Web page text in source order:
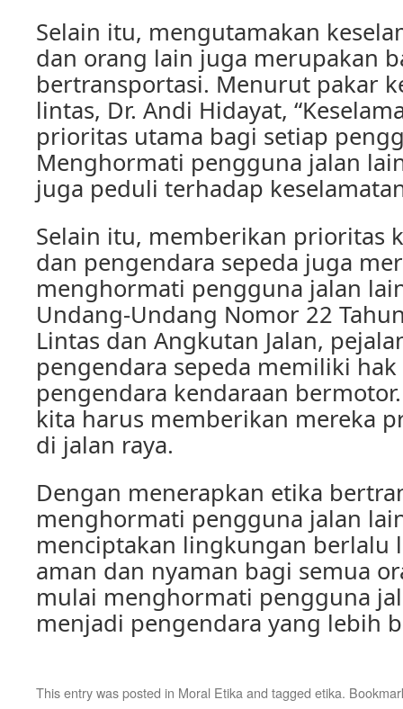
Selain itu, mengutamakan
dan orang lain juga merupakan
bertransportasi. Menurut pakar
lintas, Dr. Andi Hidayat,
prioritas utama bagi setiap
Menghormati pengguna jalan
juga peduli terhadap
Selain itu, memberikan prioritas
dan pengendara sepeda juga
menghormati pengguna jalan
Undang-Undang Nomor 22
Lintas dan Angkutan Jalan,
pengendara sepeda memiliki
pengendara kendaraan
kita harus memberikan mereka
di jalan raya.
Dengan menerapkan etika
menghormati pengguna jalan
menciptakan lingkungan berlalu
aman dan nyaman bagi semua
mulai menghormati pengguna
menjadi pengendara yang lebih
This entry was posted in Moral Etika and tagged etika.